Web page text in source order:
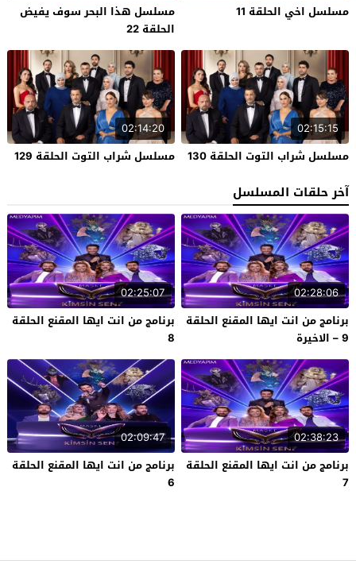
مسلسل اخي الحلقة 11
مسلسل هذا البحر سوف يفيض
الحلقة 22
02:15:15
مسلسل شراب التوت الحلقة 130
02:14:20
مسلسل شراب التوت الحلقة 129
آخر حلقات المسلسل
02:28:06
برنامج من انت ايها المقنع الحلقة
9 – الاخيرة
02:25:07
برنامج من انت ايها المقنع الحلقة
8
02:38:23
برنامج من انت ايها المقنع الحلقة
7
02:09:47
برنامج من انت ايها المقنع الحلقة
6